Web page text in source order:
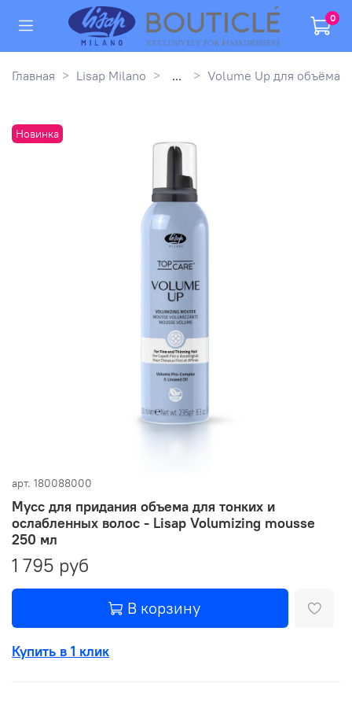
0
Главная Lisap Milano ... Volume Up для объёма
Новинка
арт. 180088000
Мусс для придания объема для тонких и
ослабленных волос - Lisap Volumizing mousse
250 мл
1 795 руб
В корзину
Купить в 1 клик